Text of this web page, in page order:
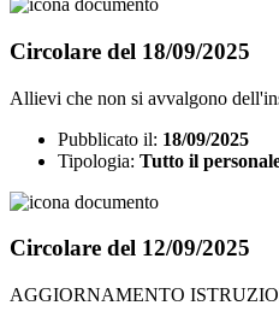
Circolare del 18/09/2025
Allievi che non si avvalgono
Pubblicato il: 18/09/2025
Tipologia: Tutto il
Circolare del 12/09/2025
AGGIORNAMENTO